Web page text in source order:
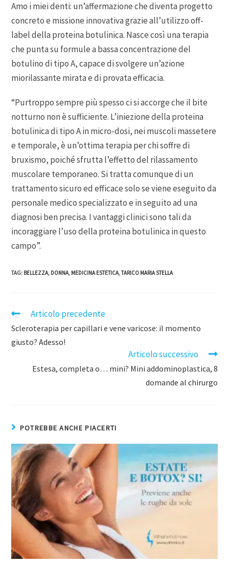
Amo i miei denti: un’affermazione che diventa progetto
concreto e missione innovativa grazie all’utilizzo off-
label della proteina botulinica. Nasce così una terapia
che punta su formule a bassa concentrazione del
botulino di tipo A, capace di svolgere un’azione
miorilassante mirata e di provata efficacia.
“Purtroppo sempre più spesso ci si accorge che il bite
notturno non è sufficiente. L’iniezione della proteina
botulinica di tipo A in micro-dosi, nei muscoli massetere
e temporale, è un’ottima terapia per chi soffre di
bruxismo, poiché sfrutta l’effetto del rilassamento
muscolare temporaneo. Si tratta comunque di un
trattamento sicuro ed efficace solo se viene eseguito da
personale medico specializzato e in seguito ad una
diagnosi ben precisa. I vantaggi clinici sono tali da
incoraggiare l’uso della proteina botulinica in questo
campo”.
TAG: BELLEZZA, DONNA, MEDICINA ESTETICA,TARICO MARIA STELLA
Articolo precedente
Scleroterapia per capillari e vene varicose: il momento
giusto? Adesso!
Articolo successivo
Estesa, completa o… mini? Mini addominoplastica, 8
domande al chirurgo
POTREBBE ANCHE PIACERTI